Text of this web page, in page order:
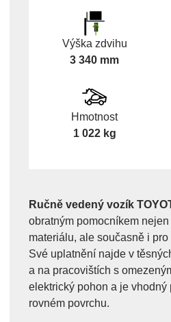
Výška zdvihu
3 340 mm
Hmotnost
1 022 kg
Ručně vedený vozík
obratným pomocníkem
materiálu, ale současně i
Své uplatnění najde v
a na pracovištích s
elektrický pohon a je vhodný
rovném povrchu.